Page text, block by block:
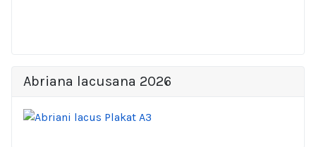
Abriana lacusana 2026